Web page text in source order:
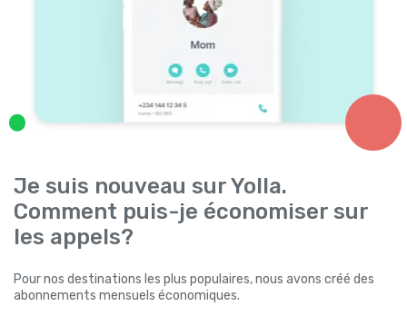
Je suis nouveau sur Yolla.
Comment puis-je économiser sur
les appels?
Pour nos destinations les plus populaires, nous avons créé des
abonnements mensuels économiques.